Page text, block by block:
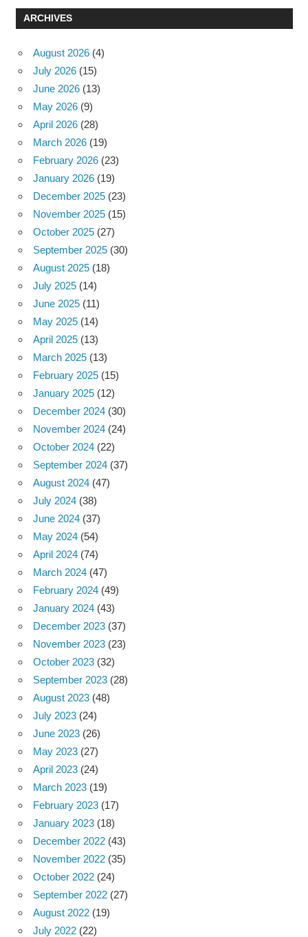
ARCHIVES
August 2026 (4)
July 2026 (15)
June 2026 (13)
May 2026 (9)
April 2026 (28)
March 2026 (19)
February 2026 (23)
January 2026 (19)
December 2025 (23)
November 2025 (15)
October 2025 (27)
September 2025 (30)
August 2025 (18)
July 2025 (14)
June 2025 (11)
May 2025 (14)
April 2025 (13)
March 2025 (13)
February 2025 (15)
January 2025 (12)
December 2024 (30)
November 2024 (24)
October 2024 (22)
September 2024 (37)
August 2024 (47)
July 2024 (38)
June 2024 (37)
May 2024 (54)
April 2024 (74)
March 2024 (47)
February 2024 (49)
January 2024 (43)
December 2023 (37)
November 2023 (23)
October 2023 (32)
September 2023 (28)
August 2023 (48)
July 2023 (24)
June 2023 (26)
May 2023 (27)
April 2023 (24)
March 2023 (19)
February 2023 (17)
January 2023 (18)
December 2022 (43)
November 2022 (35)
October 2022 (24)
September 2022 (27)
August 2022 (19)
July 2022 (22)